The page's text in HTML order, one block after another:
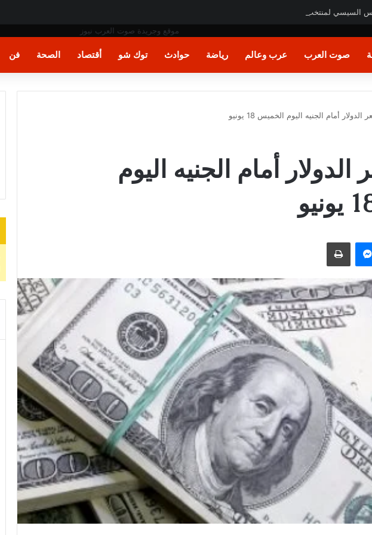
السيسي لمنتخب ناشئات اليد وسام علي صدر الرياضة المصرية
صوت العرب عرب وعالم رياضة حوادث توك شو أقتصاد الصحة فن
أمام الجنيه اليوم الخميس 18 يونيو
أمام الجنيه اليوم
ماسنجر طباعة